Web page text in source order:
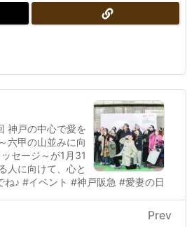
神戸の中心で愛を
六甲の山並みに向
セージ～が1月31
人に向けて、心と
ね♪ #イベント #神戸阪急 #愛妻の日
Prev